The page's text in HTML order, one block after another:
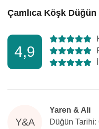
Çamlıca Köşk Düğün
4,9
Y&A
Yaren & Ali
Düğün